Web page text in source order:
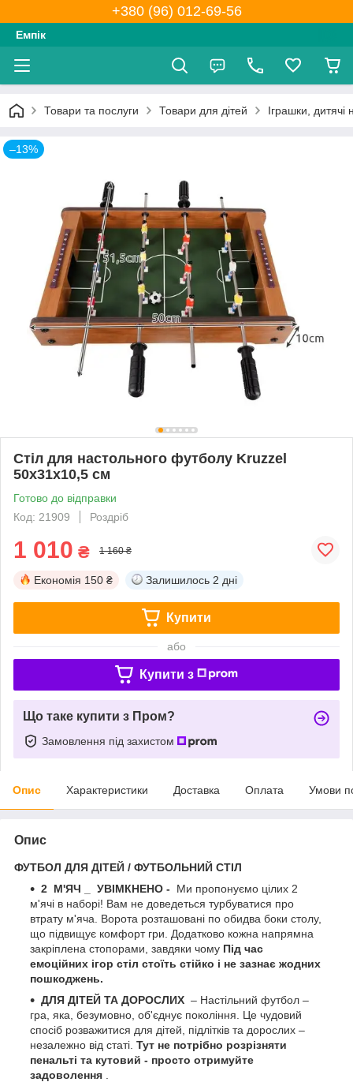
+380 (96) 012-69-56
Емпік
Товари та послуги Товари для дітей Іграшки, дитячі
–13%
Стіл для настольного футболу Kruzzel
50x31x10,5 см
Готово до відправки
Код: 21909
Роздріб
1 010 ₴ 1 160 ₴
Економія 150 ₴ Залишилось 2 дні
Купити
або
Купити з
Що таке купити з Пром?
Замовлення під захистом
Опис Характеристики Доставка Оплата Умови
Опис
ФУТБОЛ ДЛЯ ДІТЕЙ / ФУТБОЛЬНИЙ СТІЛ
2 М'ЯЧ УВІМКНЕНО -
Ми пропонуємо цілих 2
м'ячі в наборі! Вам не доведеться турбуватися про
втрату м'яча. Ворота розташовані по обидва боки столу,
що підвищує комфорт гри. Додатково кожна напрямна
закріплена стопорами, завдяки чому Під час
емоційних ігор стіл стоїть стійко і не зазнає жодних
пошкоджень.
ДЛЯ ДІТЕЙ ТА ДОРОСЛИХ – Настільний футбол –
гра, яка, безумовно, об'єднує покоління. Це чудовий
спосіб розважитися для дітей, підлітків та дорослих –
незалежно від статі. Тут не потрібно розрізняти
пенальті та кутовий - просто отримуйте
задоволення